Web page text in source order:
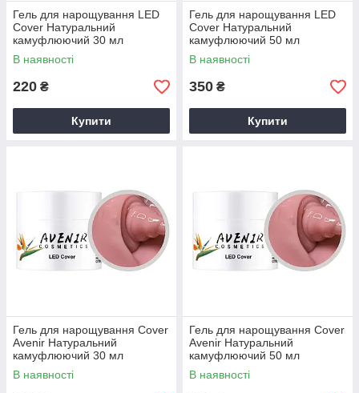
Гель для нарощування LED
Cover Натуральний
камуфлюючий 30 мл
В наявності
220 ₴
Купити
Гель для нарощування LED
Cover Натуральний
камуфлюючий 50 мл
В наявності
350 ₴
Купити
Гель для нарощування Cover
Avenir Натуральний
камуфлюючий 30 мл
В наявності
Гель для нарощування Cover
Avenir Натуральний
камуфлюючий 50 мл
В наявності